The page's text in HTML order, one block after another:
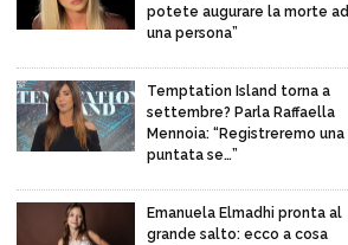
potete augurare la morte ad
una persona”
Temptation Island torna a
settembre? Parla Raffaella
Mennoia: “Registreremo una
puntata se…”
Emanuela Elmadhi pronta al
grande salto: ecco a cosa